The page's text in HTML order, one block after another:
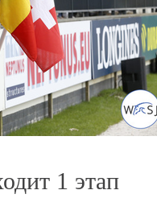
1 этап